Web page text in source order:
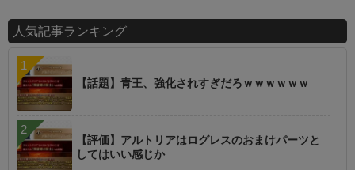
人気記事ランキング
【話題】青王、強化されすぎだろｗｗｗｗｗｗ
【評価】アルトリアはログレスのおまけパーツと
してはいい感じか